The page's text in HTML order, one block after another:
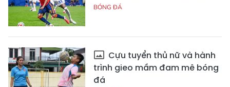
BÓNG ĐÁ
Cựu tuyển thủ nữ và hành
trình gieo mầm đam mê bóng
đá